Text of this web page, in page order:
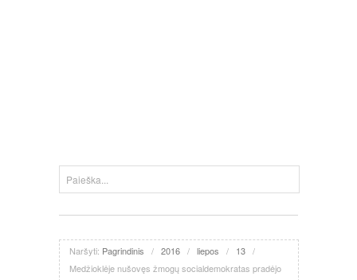
Naršyti: Pagrindinis / 2016 / liepos / 13 /
Medžioklėje nušovęs žmogų socialdemokratas pradėjo